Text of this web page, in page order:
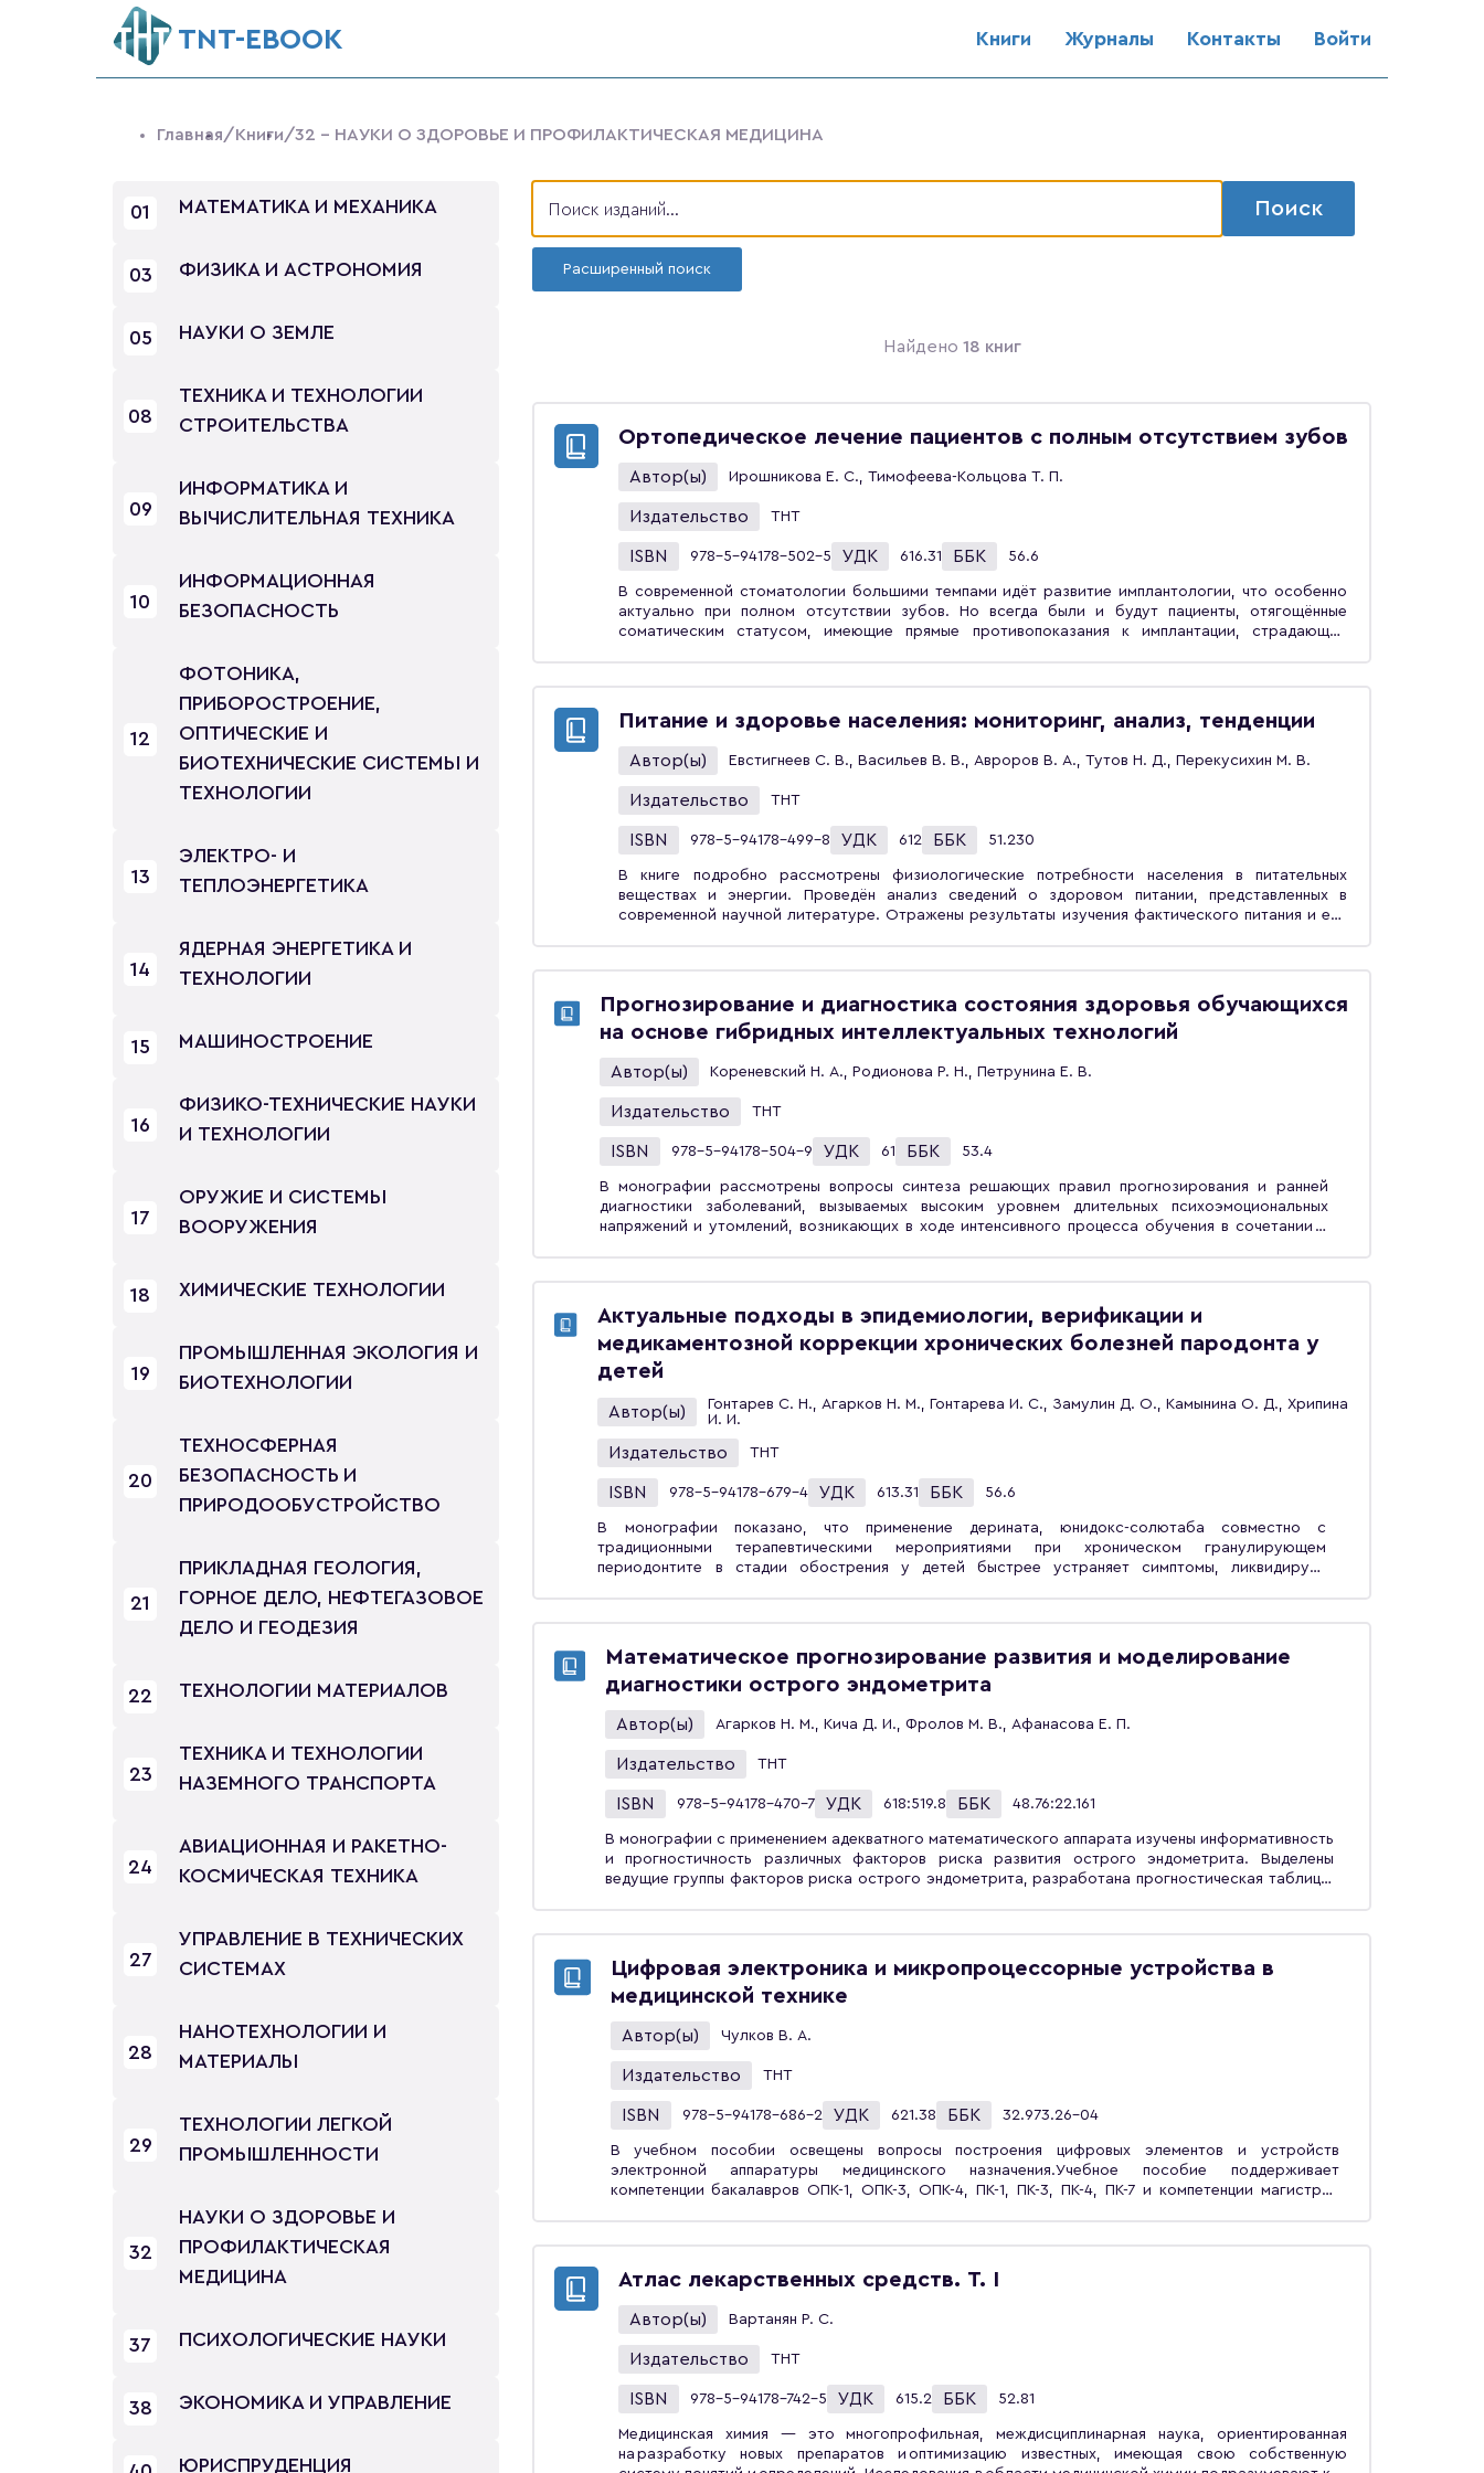
ТNT-EBOOK Книги Журналы Контакты Войти
Главная/Книги/32 - НАУКИ О ЗДОРОВЬЕ И ПРОФИЛАКТИЧЕСКАЯ МЕДИЦИНА
01 МАТЕМАТИКА И МЕХАНИКА
03 ФИЗИКА И АСТРОНОМИЯ
05 НАУКИ О ЗЕМЛЕ
08
ТЕХНИКА И ТЕХНОЛОГИИ
СТРОИТЕЛЬСТВА
09
ИНФОРМАТИКА И
ВЫЧИСЛИТЕЛЬНАЯ ТЕХНИКА
10
ИНФОРМАЦИОННАЯ
БЕЗОПАСНОСТЬ
12
ФОТОНИКА,
ПРИБОРОСТРОЕНИЕ,
ОПТИЧЕСКИЕ И
БИОТЕХНИЧЕСКИЕ СИСТЕМЫ И
ТЕХНОЛОГИИ
13
ЭЛЕКТРО- И
ТЕПЛОЭНЕРГЕТИКА
14
ЯДЕРНАЯ ЭНЕРГЕТИКА И
ТЕХНОЛОГИИ
15 МАШИНОСТРОЕНИЕ
16
ФИЗИКО-ТЕХНИЧЕСКИЕ НАУКИ
И ТЕХНОЛОГИИ
17
ОРУЖИЕ И СИСТЕМЫ
ВООРУЖЕНИЯ
18 ХИМИЧЕСКИЕ ТЕХНОЛОГИИ
19
ПРОМЫШЛЕННАЯ ЭКОЛОГИЯ И
БИОТЕХНОЛОГИИ
20
ТЕХНОСФЕРНАЯ
БЕЗОПАСНОСТЬ И
ПРИРОДООБУСТРОЙСТВО
21
ПРИКЛАДНАЯ ГЕОЛОГИЯ,
ГОРНОЕ ДЕЛО, НЕФТЕГАЗОВОЕ
ДЕЛО И ГЕОДЕЗИЯ
22 ТЕХНОЛОГИИ МАТЕРИАЛОВ
23
ТЕХНИКА И ТЕХНОЛОГИИ
НАЗЕМНОГО ТРАНСПОРТА
24
АВИАЦИОННАЯ И РАКЕТНО-
КОСМИЧЕСКАЯ ТЕХНИКА
27
УПРАВЛЕНИЕ В ТЕХНИЧЕСКИХ
СИСТЕМАХ
28
НАНОТЕХНОЛОГИИ И
МАТЕРИАЛЫ
29
ТЕХНОЛОГИИ ЛЕГКОЙ
ПРОМЫШЛЕННОСТИ
32
НАУКИ О ЗДОРОВЬЕ И
ПРОФИЛАКТИЧЕСКАЯ
МЕДИЦИНА
37 ПСИХОЛОГИЧЕСКИЕ НАУКИ
38 ЭКОНОМИКА И УПРАВЛЕНИЕ
ЮРИСПРУДЕНЦИЯ
Поиск
Расширенный поиск
Найдено 18 книг
Ортопедическое лечение пациентов с полным отсутствием зубов
Автор(ы) Ирошникова Е. С., Тимофеева-Кольцова Т. П.
Издательство ТНТ
ISBN 978-5-94178-502-5 УДК 616.31 ББК 56.6
В современной стоматологии большими темпами идёт развитие имплантологии, что особенно
актуально при полном отсутствии зубов. Но всегда были и будут пациенты, отягощённые
соматическим статусом, имеющие прямые противопоказания к имплантации, страдающие
пациентов с полным отсутствием зубов. В этом ему поможет наше руководство. Данная работа
посвящена самому сложному разделу в ортопедической стоматологии — лечению пациентов
при полном отсутствии зубов и, как показывает опыт практической медицины, самому трудному
для молодых специалистов. В пособии подробно раскрыты психологические особенности
пациентов пожилого и старческого возраста, возрастные и эстетические изменения органов и
тканей полости рта, диагностика. Раскрыты темы: противопоказания к изготовлению
классических пластиночных протезов при полном отсутствии зубов, показания к применению
перекрывающих пластиночных протезов, клинические основы имплантологии, современные
слепочные массы и конструкционные базисные материалы, пришлифовка жевательных
поверхностей зубов для анатомической постановки, эстетика и фонетика в ортопедическом
лечении пациентов с полным отсутствием зубов, проявление аномалии развития зубочелюстной
системы у пациентов с полным отсутствием зубов. Пособие интересно практикующим
и факультетов.
Питание и здоровье населения: мониторинг, анализ, тенденции
Автор(ы) Евстигнеев С. В., Васильев В. В., Авроров В. А., Тутов Н. Д., Перекусихин М. В.
Издательство ТНТ
ISBN 978-5-94178-499-8 УДК 612 ББК 51.230
В книге подробно рассмотрены физиологические потребности населения в питательных
веществах и энергии. Проведён анализ сведений о здоровом питании, представленных в
современной научной литературе. Отражены результаты изучения фактического питания и его
безопасности пищевых продуктов. Монография предназначена для широкого круга читателей.
Материалы, содержащиеся в ней, могут быть полезны медицинским работникам и специалистам,
занятым в отраслях пищевой индустрии, а также студентам учебных заведений.
Прогнозирование и диагностика состояния здоровья обучающихся
на основе гибридных интеллектуальных технологий
Автор(ы) Кореневский Н. А., Родионова Р. Н., Петрунина Е. В.
Издательство ТНТ
ISBN 978-5-94178-504-9 УДК 61 ББК 53.4
В монографии рассмотрены вопросы синтеза решающих правил прогнозирования и ранней
диагностики заболеваний, вызываемых высоким уровнем длительных психоэмоциональных
напряжений и утомлений, возникающих в ходе интенсивного процесса обучения в сочетании с
медицинских работников, инженеров и аспирантов, студентов вузов.
Актуальные подходы в эпидемиологии, верификации и
медикаментозной коррекции хронических болезней пародонта у
детей
Автор(ы)
Гонтарев С. Н., Агарков Н. М., Гонтарева И. С., Замулин Д. О., Камынина О. Д., Хрипина
И. И.
Издательство ТНТ
ISBN 978-5-94178-679-4 УДК 613.31 ББК 56.6
В монографии показано, что применение дерината, юнидокс-солютаба совместно с
традиционными терапевтическими мероприятиями при хроническом гранулирующем
периодонтите в стадии обострения у детей быстрее устраняет симптомы, ликвидирует
клеток и нейтрофилов, содержание лимфоцитов, иммуноглобулинов, лизоцима, лактоферрина,
оксидантных показателей и каталазы на местном уровне.Установлено также, что высокой
диагностической информативностью для верификации хронического пародонтита у детей
среди субъективных и объективных симптомов обладают кровоточивость десен (891,971),
обнажение шеек зубов (400,169), глубина пародонтального кармана (903,584), потеря
зубодесневого прикрепления (728,921), индексы гигиены полости рта (от 526,339 до 633,642),
абсолютное и относительное содержание в крови СД13+ лимфоцитов (1287,742 и 986,115
соответственно), уровень ИЛ-2 (495,708) и ИЛ-4 (568,472) в слюне.Монография предназначена
для специалистов стоматологического и педиатрического профиля.
Математическое прогнозирование развития и моделирование
диагностики острого эндометрита
Автор(ы) Агарков Н. М., Кича Д. И., Фролов М. В., Афанасова Е. П.
Издательство ТНТ
ISBN 978-5-94178-470-7 УДК 618:519.8 ББК 48.76:22.161
В монографии с применением адекватного математического аппарата изучены информативность
и прогностичность различных факторов риска развития острого эндометрита. Выделены
ведущие группы факторов риска острого эндометрита, разработана прогностическая таблица.
диагностики данной патологии, рационализирующие его выявление. Разработаны
дискриминантные модели по наиболее информативным диагностическим признакам,
обеспечивающие на необходимом уровне классификацию больных острым эндометритом. Для
совершенствования диагностики, прогнозирования и анализа лечения острого эндометрита
разработана информационная система.Монография рассчитана на специалистов в области
акушерства и гинекологии, математической биологии и биоинформатики.
Цифровая электроника и микропроцессорные устройства в
медицинской технике
Автор(ы) Чулков В. А.
Издательство ТНТ
ISBN 978-5-94178-686-2 УДК 621.38 ББК 32.973.26-04
В учебном пособии освещены вопросы построения цифровых элементов и устройств
электронной аппаратуры медицинского назначения.Учебное пособие поддерживает
компетенции бакалавров ОПК-1, ОПК-3, ОПК-4, ПК-1, ПК-3, ПК-4, ПК-7 и компетенции магистров
системы и технологии», и может оказаться полезным студентам смежных направлений
подготовки и лицам, специализирующимся в области разработки и эксплуатации
биомедицинских приборов и систем.
Атлас лекарственных средств. Т. I
Автор(ы) Вартанян Р. С.
Издательство ТНТ
ISBN 978-5-94178-742-5 УДК 615.2 ББК 52.81
Медицинская химия — это многопрофильная, междисциплинарная наука, ориентированная
на разработку новых препаратов и оптимизацию известных, имеющая свою собственную